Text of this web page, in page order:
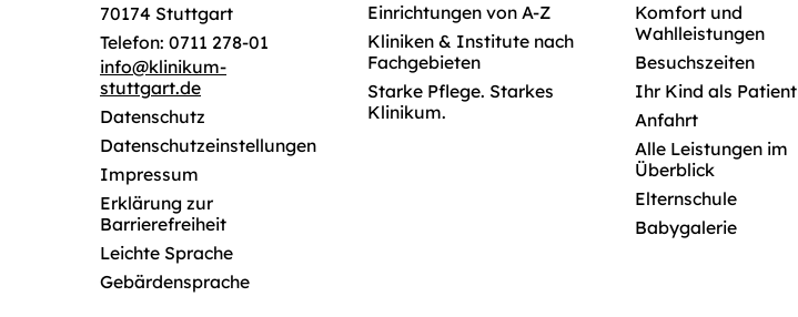
70174 Stuttgart
Telefon: 0711 278-01
info@klinikum-
stuttgart.de
Datenschutz
Datenschutzeinstellungen
Impressum
Erklärung zur
Barrierefreiheit
Leichte Sprache
Gebärdensprache
Einrichtungen von A-Z
Kliniken & Institute nach
Fachgebieten
Starke Pflege. Starkes
Klinikum.
Komfort und
Wahlleistungen
Besuchszeiten
Ihr Kind als Patient
Anfahrt
Alle Leistungen im
Überblick
Elternschule
Babygalerie